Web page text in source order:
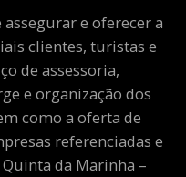
assegurar e oferecer a
clientes, turistas e
de assessoria,
e organização dos
como a oferta de
referenciadas e
Quinta da Marinha –